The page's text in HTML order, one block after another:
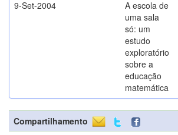
9-Set-2004
A escola de
uma sala
só: um
estudo
exploratório
sobre a
educação
matemática
Compartilhamento